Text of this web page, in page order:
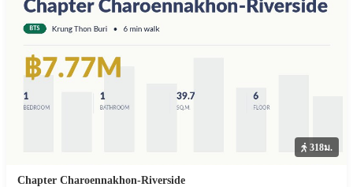
318ม.
Chapter Charoennakhon-Riverside